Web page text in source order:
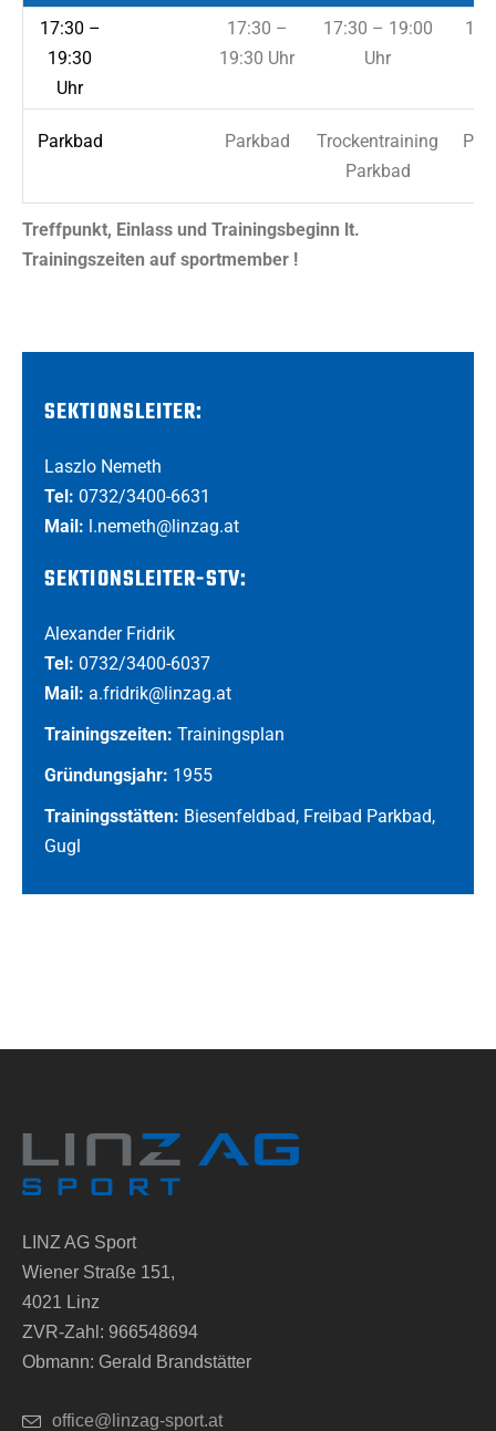
17:30 –
19:30
Uhr
17:30 –
19:30 Uhr
17:30 – 19:00
Uhr
Parkbad Parkbad
Trockentraining
Parkbad
Treffpunkt, Einlass und Trainingsbeginn lt.
Trainingszeiten auf sportmember !
SEKTIONSLEITER:
Laszlo Nemeth
Tel: 0732/3400-6631
Mail: l.nemeth@linzag.at
SEKTIONSLEITER-STV:
Alexander Fridrik
Tel: 0732/3400-6037
Mail: a.fridrik@linzag.at
Trainingszeiten: Trainingsplan
Gründungsjahr: 1955
Trainingsstätten: Biesenfeldbad, Freibad Parkbad,
Gugl
LINZ AG Sport
Wiener Straße 151,
4021 Linz
ZVR-Zahl: 966548694
Obmann: Gerald Brandstätter
office@linzag-sport.at